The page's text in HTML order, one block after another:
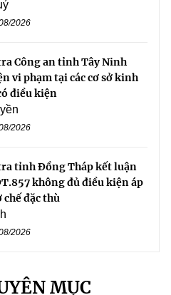
2026
Công an tỉnh Tây Ninh
vi phạm tại các cơ sở kinh
điều kiện
2026
tỉnh Đồng Tháp kết luận
không đủ điều kiện áp
chế đặc thù
2026
MỤC